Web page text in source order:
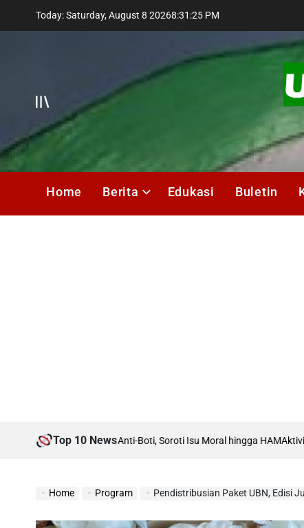
Today: Saturday, August 8 20268:31 :26 PM
Offcanvas
UMIKA
Home Berita Edukasi Buletin
Top 10 News
Debat Boti vs Anti-Boti, Soroti Isu Moral hingga HAMAktivis Islam
Home Program Pendistribusian Paket UBN, Edisi